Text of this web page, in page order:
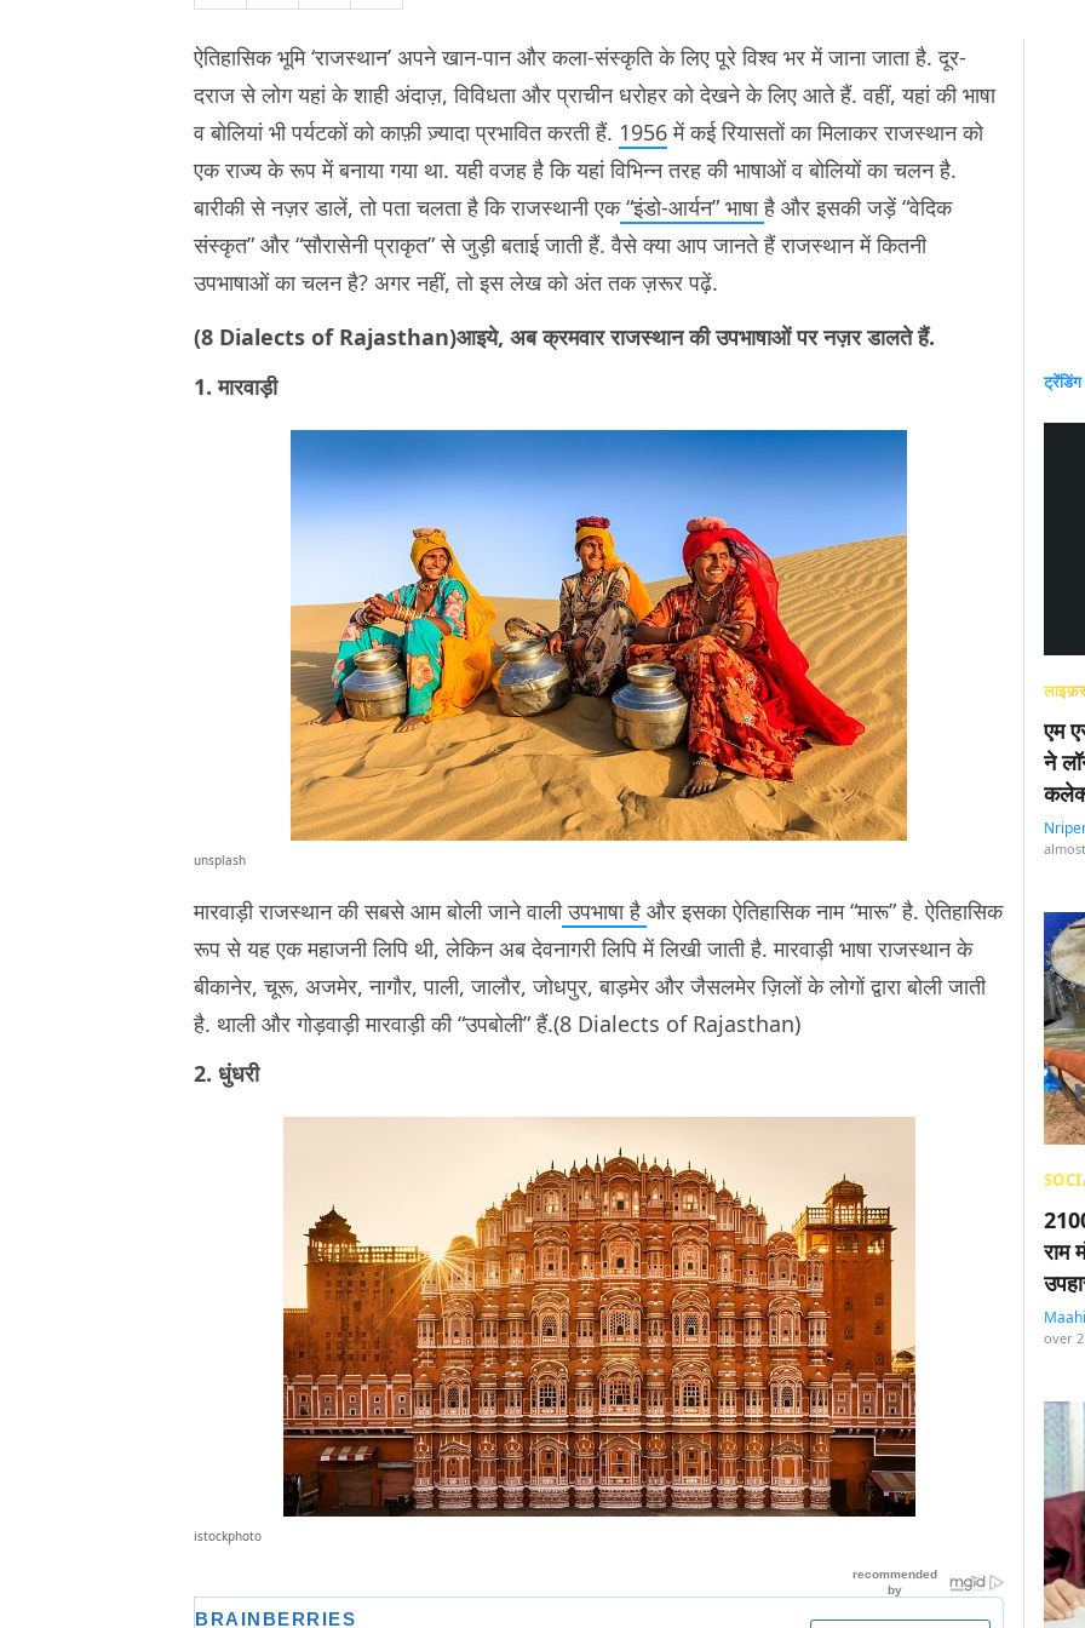
ऐतिहासिक भूमि ‘राजस्थान’ अपने खान-पान और कला-संस्कृति के लिए पूरे विश्व भर में जाना जाता है. दूर-
दराज से लोग यहां के शाही अंदाज़, विविधता और प्राचीन धरोहर को देखने के लिए आते हैं. वहीं, यहां की भाषा
व बोलियां भी पर्यटकों को काफ़ी ज़्यादा प्रभावित करती हैं. 1956में कई रियासतों का मिलाकर राजस्थान को
एक राज्य के रूप में बनाया गया था. यही वजह है कि यहां विभिन्न तरह की भाषाओं व बोलियों का चलन है.
बारीकी से नज़र डालें, तो पता चलता है कि राजस्थानी एक“इंडो-आर्यन” भाषाहै और इसकी जड़ें “वेदिक
संस्कृत” और “सौरासेनी प्राकृत” से जुड़ी बताई जाती हैं. वैसे क्या आप जानते हैं राजस्थान में कितनी
उपभाषाओं का चलन है? अगर नहीं, तो इस लेख को अंत तक ज़रूर पढ़ें.
(8 Dialects of Rajasthan)आइये, अब क्रमवार राजस्थान की उपभाषाओं पर नज़र डालते हैं.
1. मारवाड़ी
unsplash
मारवाड़ी राजस्थान की सबसे आम बोली जाने वालीउपभाषा है और इसका ऐतिहासिक नाम “मारू” है. ऐतिहासिक
रूप से यह एक महाजनी लिपि थी, लेकिन अब देवनागरी लिपि में लिखी जाती है. मारवाड़ी भाषा राजस्थान के
बीकानेर, चूरू, अजमेर, नागौर, पाली, जालौर, जोधपुर, बाड़मेर और जैसलमेर ज़िलों के लोगों द्वारा बोली जाती
है. थाली और गोड़वाड़ी मारवाड़ी की “उपबोली” हैं.(8 Dialects of Rajasthan)
2. धुंधरी
istockphoto
ट्रेंडिंग
एम
ने
राम
over